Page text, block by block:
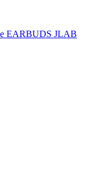
EARBUDS JLAB